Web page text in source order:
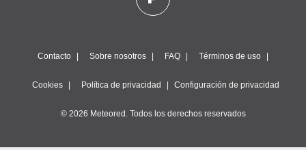
Contacto Sobre nosotros FAQ Términos de uso
Cookies Política de privacidad Configuración de privacidad
© 2026 Meteored. Todos los derechos reservados